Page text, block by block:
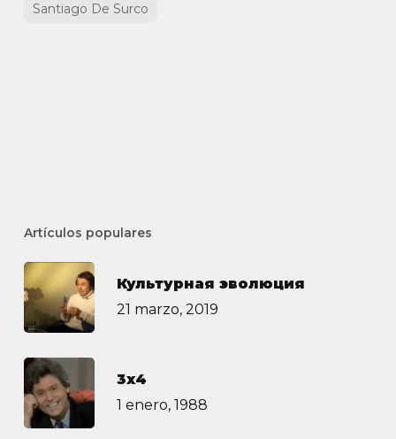
Santiago De Surco
Artículos populares
Культурная эволюция
21 marzo, 2019
3х4
1 enero, 1988